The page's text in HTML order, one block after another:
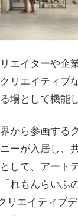
エイターや企
リエイティブ
場として機能
から参画する
ーが入居し、
して、アート
れもんらいふ
リエイティブ